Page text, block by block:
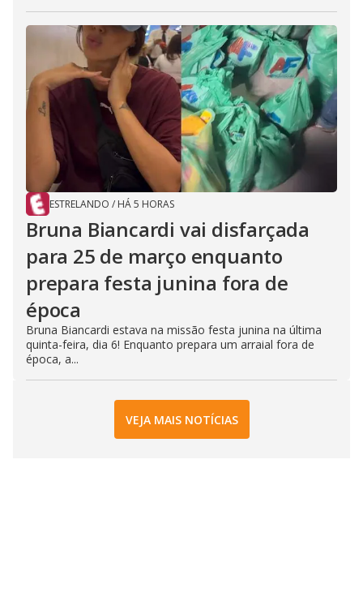
ESTRELANDO / HÁ 5 HORAS
Bruna Biancardi vai disfarçada
para 25 de março enquanto
prepara festa junina fora de
época
Bruna Biancardi estava na missão festa junina na última
quinta-feira, dia 6! Enquanto prepara um arraial fora de
época, a...
VEJA MAIS NOTÍCIAS